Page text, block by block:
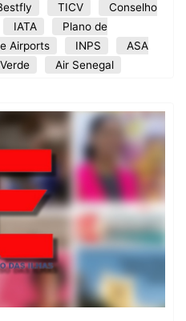
TICV
Conselho
IATA
Plano de
Airports INPS
ASA
Air Senegal